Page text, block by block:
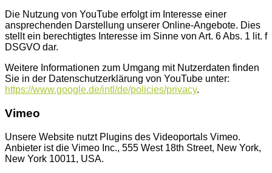
Die Nutzung von YouTube erfolgt im Interesse einer
ansprechenden Darstellung unserer Online-Angebote. Dies
stellt ein berechtigtes Interesse im Sinne von Art. 6 Abs. 1 lit. f
DSGVO dar.
Weitere Informationen zum Umgang mit Nutzerdaten finden
Sie in der Datenschutzerklärung von YouTube unter:
https://www.google.de/intl/de/policies/privacy.
Vimeo
Unsere Website nutzt Plugins des Videoportals Vimeo.
Anbieter ist die Vimeo Inc., 555 West 18th Street, New York,
New York 10011, USA.